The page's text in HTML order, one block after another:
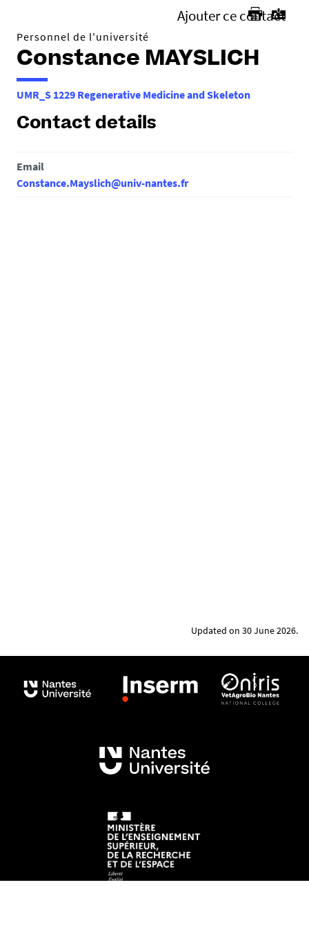
Ajouter ce contact
Personnel de l'université
Constance MAYSLICH
UMR_S 1229 Regenerative Medicine and Skeleton
Contact details
Email
Constance.Mayslich@univ-nantes.fr
Updated on 30 June 2026.